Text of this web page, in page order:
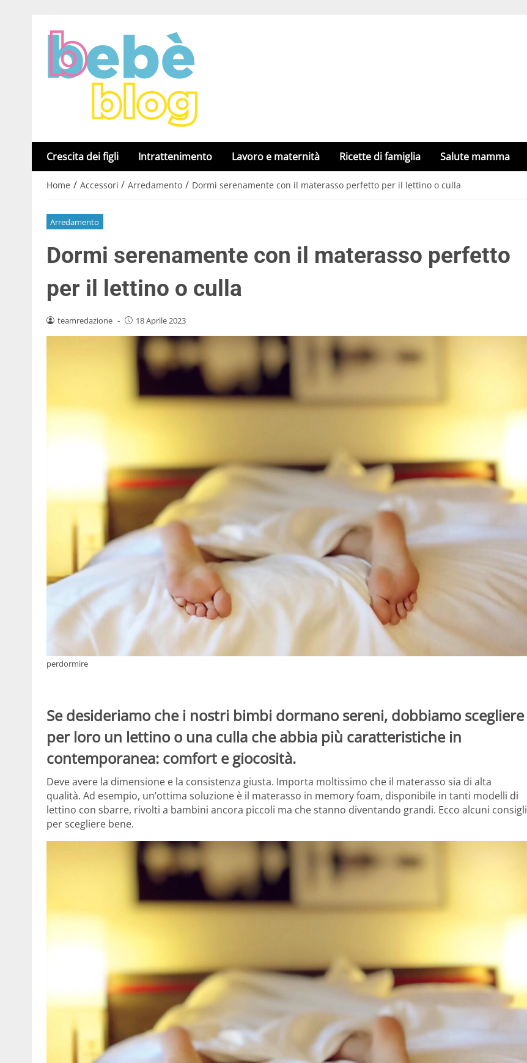
Crescita dei figli Intrattenimento Lavoro e maternità Ricette di famiglia Salute mamma
Home / Accessori / Arredamento / Dormi serenamente con il materasso perfetto per il lettino o culla
Arredamento
Dormi serenamente con il materasso perfetto
per il lettino o culla
teamredazione - 18 Aprile 2023
perdormire
Se desideriamo che i nostri bimbi dormano sereni, dobbiamo scegliere
per loro un lettino o una culla che abbia più caratteristiche in
contemporanea: comfort e giocosità.
Deve avere la dimensione e la consistenza giusta. Importa moltissimo che il materasso sia di alta
qualità. Ad esempio, un’ottima soluzione è il materasso in memory foam, disponibile in tanti modelli di
lettino con sbarre, rivolti a bambini ancora piccoli ma che stanno diventando grandi. Ecco alcuni consigli
per scegliere bene.